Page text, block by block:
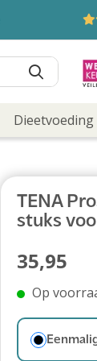
Dieetvoeding
TENA
stuks
35,95
Op